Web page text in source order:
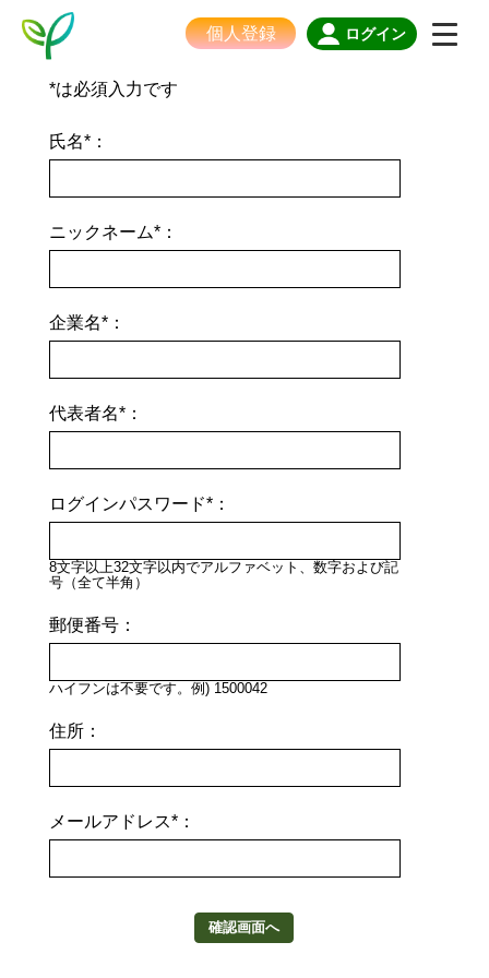
個人登録 ログイン
*は必須入力です
氏名*：
ニックネーム*：
企業名*：
代表者名*：
ログインパスワード*：
8文字以上32文字以内でアルファベット、数字および記
号（全て半角）
郵便番号：
ハイフンは不要です。例) 1500042
住所：
メールアドレス*：
確認画面へ